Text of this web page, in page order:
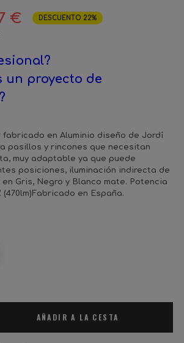
€ DESCUENTO 22%
un proyecto de
en Aluminio diseño de Jordí
pasillos y rincones que necesitan
muy adaptable ya que puede
posiciones, iluminación indirecta de
Gris, Negro y Blanco mate. Potencia
(470lm)Fabricado en España.
AÑADIR A LA CESTA